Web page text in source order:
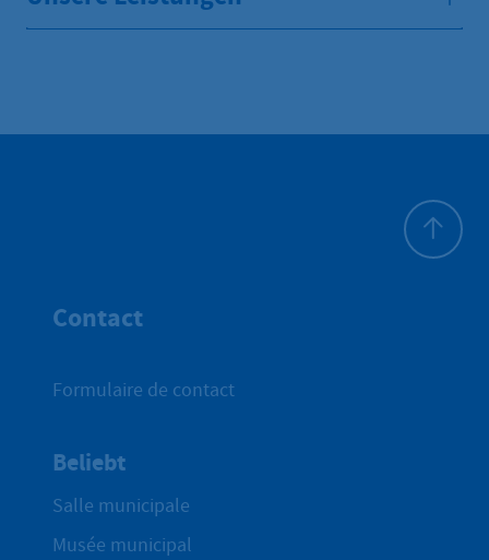
Contact
Formulaire de contact
Beliebt
Salle municipale
Musée municipal